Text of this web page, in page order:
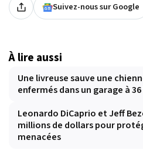
Suivez-nous sur Google
À lire aussi
Une livreuse sauve une
enfermés dans un garage à 36
Leonardo DiCaprio et Jeff
millions de dollars pour
menacées